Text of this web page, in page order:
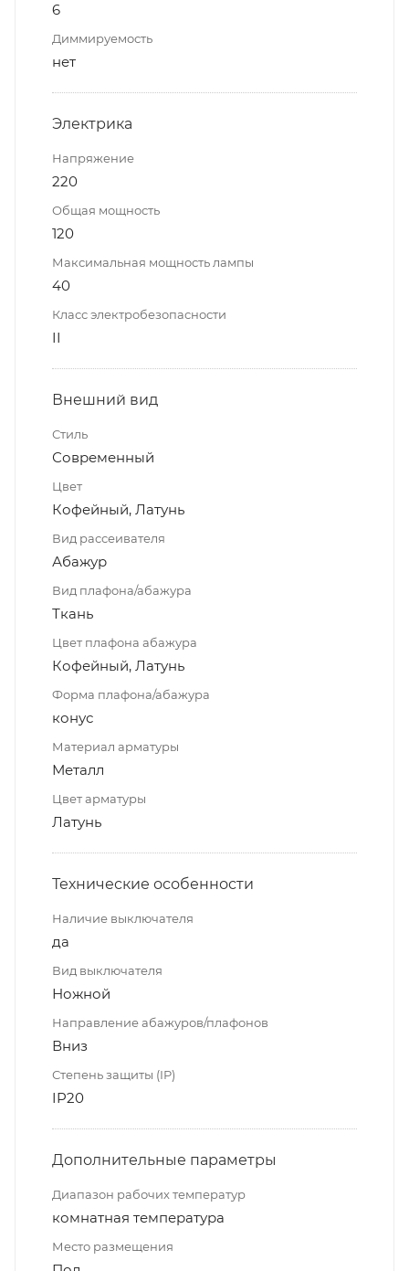
6
Диммируемость
нет
Электрика
Напряжение
220
Общая мощность
120
Максимальная мощность лампы
40
Класс электробезопасности
II
Внешний вид
Стиль
Современный
Цвет
Кофейный, Латунь
Вид рассеивателя
Абажур
Вид плафона/абажура
Ткань
Цвет плафона абажура
Кофейный, Латунь
Форма плафона/абажура
конус
Материал арматуры
Металл
Цвет арматуры
Латунь
Технические особенности
Наличие выключателя
да
Вид выключателя
Ножной
Направление абажуров/плафонов
Вниз
Степень защиты (IP)
IP20
Дополнительные параметры
Диапазон рабочих температур
комнатная температура
Место размещения